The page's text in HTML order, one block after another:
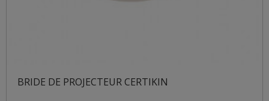
BRIDE DE PROJECTEUR CERTIKIN